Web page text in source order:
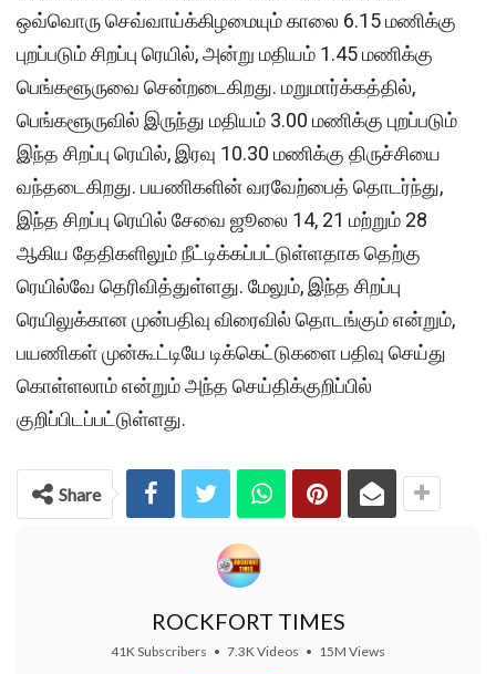
ஒவ்வொரு செவ்வாய்க்கிழமையும் காலை 6.15 மணிக்கு
புறப்படும் சிறப்பு ரெயில், அன்று மதியம் 1.45 மணிக்கு
பெங்களூருவை சென்றடைகிறது. மறுமார்க்கத்தில்,
பெங்களூருவில் இருந்து மதியம் 3.00 மணிக்கு புறப்படும்
இந்த சிறப்பு ரெயில், இரவு 10.30 மணிக்கு திருச்சியை
வந்தடைகிறது. பயணிகளின் வரவேற்பைத் தொடர்ந்து,
இந்த சிறப்பு ரெயில் சேவை ஜூலை 14, 21 மற்றும் 28
ஆகிய தேதிகளிலும் நீட்டிக்கப்பட்டுள்ளதாக தெற்கு
ரெயில்வே தெரிவித்துள்ளது. மேலும், இந்த சிறப்பு
ரெயிலுக்கான முன்பதிவு விரைவில் தொடங்கும் என்றும்,
பயணிகள் முன்கூட்டியே டிக்கெட்டுகளை பதிவு செய்து
கொள்ளலாம் என்றும் அந்த செய்திக்குறிப்பில்
குறிப்பிடப்பட்டுள்ளது.
Share
ROCKFORT TIMES
41K Subscribers • 7.3K Videos • 15M Views